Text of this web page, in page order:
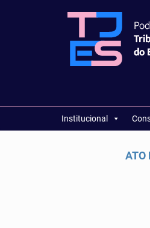
Institucional
ATO